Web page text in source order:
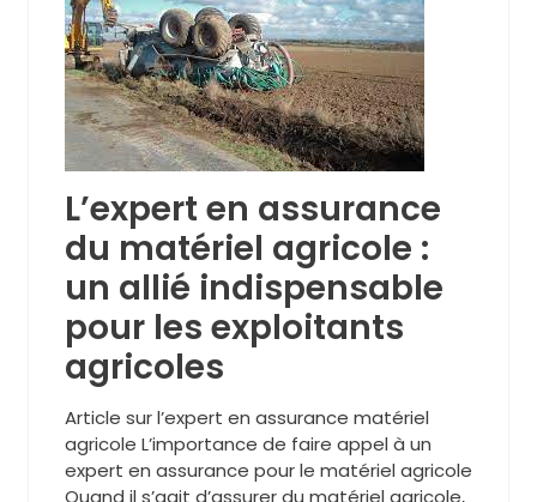
L’expert en assurance
du matériel agricole :
un allié indispensable
pour les exploitants
agricoles
Article sur l’expert en assurance matériel
agricole L’importance de faire appel à un
expert en assurance pour le matériel agricole
Quand il s’agit d’assurer du matériel agricole,